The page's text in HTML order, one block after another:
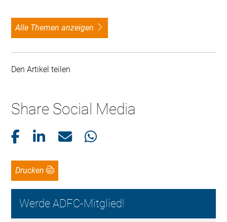
alle Themen anzeigen
Den Artikel teilen
Share Social Media
Drucken
Werde ADFC-Mitglied!